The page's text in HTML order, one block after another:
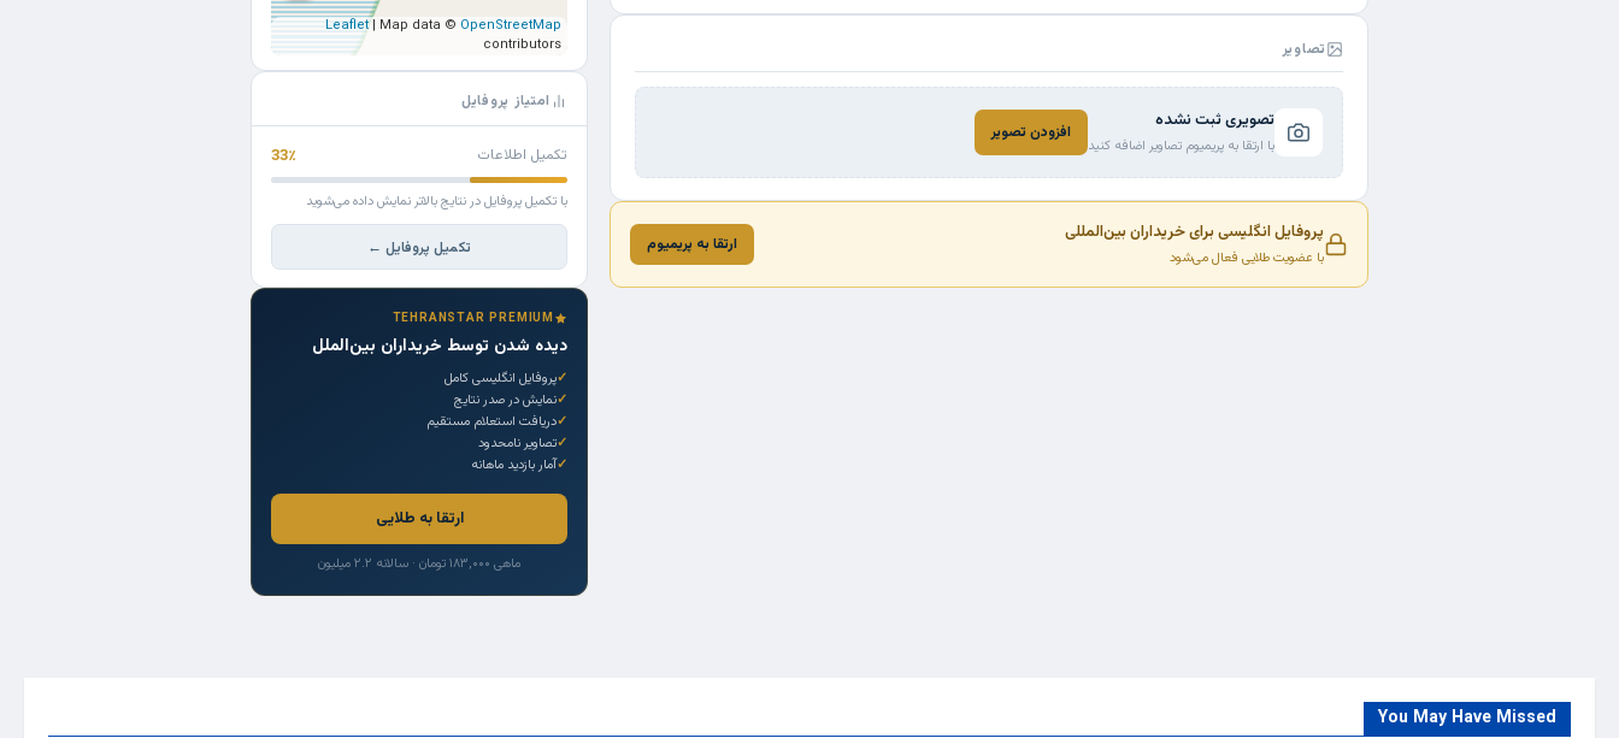
تصاویر
تصویری ثبت نشده
با ارتقا به پریمیوم تصاویر اضافه کنید
افزودن تصویر
پروفایل انگلیسی برای خریداران بین‌المللی
با عضویت طلایی فعال می‌شود
ارتقا به پریمیوم
Leaflet| Map data © OpenStreetMap
contributors
امتیاز پروفایل
تکمیل اطلاعات 33٪
با تکمیل پروفایل در نتایج بالاتر نمایش داده می‌شوید
تکمیل پروفایل ←
TEHRANSTAR PREMIUM
دیده شدن توسط خریداران بین‌الملل
پروفایل انگلیسی کامل
نمایش در صدر نتایج
دریافت استعلام مستقیم
تصاویر نامحدود
آمار بازدید ماهانه
ارتقا به طلایی
ماهی ۱۸۳,۰۰۰ تومان · سالانه ۲.۲ میلیون
You May Have Missed